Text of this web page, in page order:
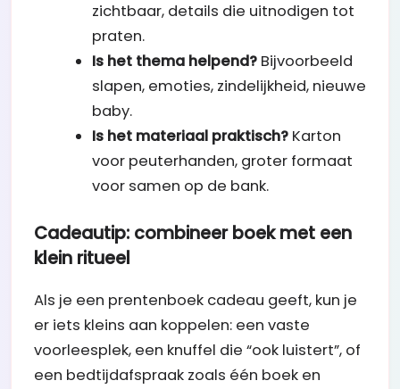
zichtbaar, details die uitnodigen tot
praten.
Is het thema helpend?Bijvoorbeeld
slapen, emoties, zindelijkheid, nieuwe
baby.
Is het materiaal praktisch?Karton
voor peuterhanden, groter formaat
voor samen op de bank.
Cadeautip: combineer boek met een
klein ritueel
Als je een prentenboek cadeau geeft, kun je
er iets kleins aan koppelen: een vaste
voorleesplek, een knuffel die “ook luistert”, of
een bedtijdafspraak zoals één boek en